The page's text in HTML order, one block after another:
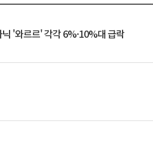
'와르르' 각각 6%·10%대 급락